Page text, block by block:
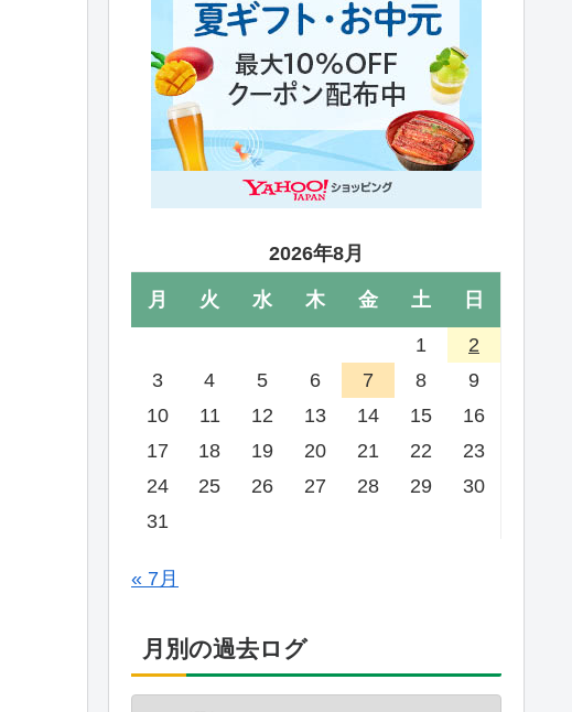
2026年8月
月 火 水 木 金 土 日
1
2
3
4 5 6 7 8
9
10
11 12 13 14 15
16
17
18 19 20 21 22
23
24
25 26 27 28 29
30
31
« 7月
月別の過去ログ